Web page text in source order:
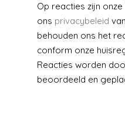
Op reacties zijn onze
ons privacybeleid
behouden ons het
conform onze
Reacties worden
beoordeeld en